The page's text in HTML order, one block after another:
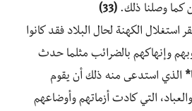
كما وصلنا ذلك. (33)
الكهنة لحال البلاد فقد كانوا
وإنهاكهم بالضرائب مثلما حدث
الذي استدعى منه ذلك أن يقوم
التي كادت أزماتهم وأوضاعهم